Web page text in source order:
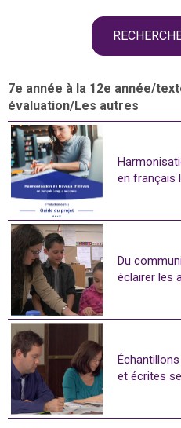
7e année à la 12e année/
évaluation/Les autres
en français
Du
éclairer les
et écrites